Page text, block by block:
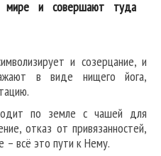
мире и совершают туда
и созерцание, и
в виде нищего йога,
по земле с чашей для
отказ от привязанностей,
– всё это пути к Нему.